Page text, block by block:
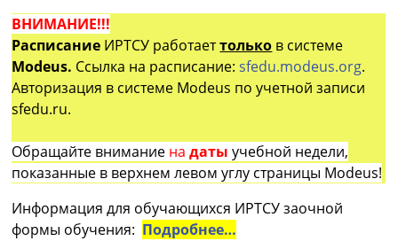
ВНИМАНИЕ!!!
Расписание ИРТСУ работаеттолько в системе
Modeus. Ссылка на расписание:sfedu.modeus.org.
Авторизация в системе Modeus по учетной записи
sfedu.ru.
Обращайте внимание на датыучебной недели,
показанные в верхнем левом углу страницы Modeus!
Информация для обучающихся ИРТСУ заочной
формы обучения: Подробнее…